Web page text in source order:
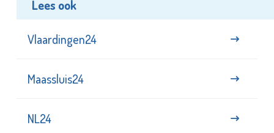
Lees ook
Vlaardingen24
Maassluis24
NL24